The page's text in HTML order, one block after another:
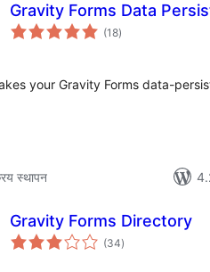
Gravity Forms Data
(18कुल
दर)
your Gravity Forms data-
स्थापन
Gravity Forms Directory
(34कुल
दर)